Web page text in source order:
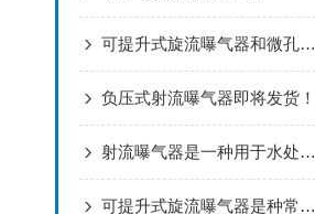
可提升式旋流曝气器和微孔曝气器相比有什么优点呢
负压式射流曝气器即将发货！
射流曝气器是一种用于水处理过程中的增氧设备
可提升式旋流曝气器是种常用的水处理设备